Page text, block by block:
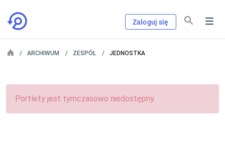
Zaloguj się
ARCHIWUM ZESPÓŁ JEDNOSTKA
Portlety jest tymczasowo niedostępny.